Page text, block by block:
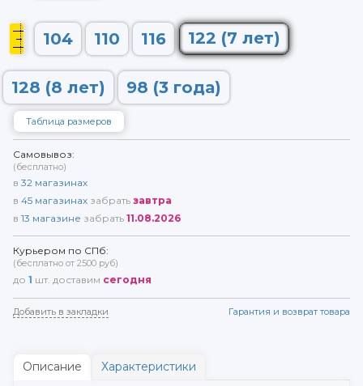
104 110 116 122 (7 лет)
128 (8 лет) 98 (3 года)
Таблица размеров
Самовывоз:
(бесплатно)
в 32 магазинах
в 45 магазинах забрать завтра
в 13 магазине забрать 11.08.2026
Курьером по СПб:
(бесплатно от 2500 руб)
до 1 шт. доставим сегодня
Добавить в закладки Гарантия и возврат товара
Описание Характеристики